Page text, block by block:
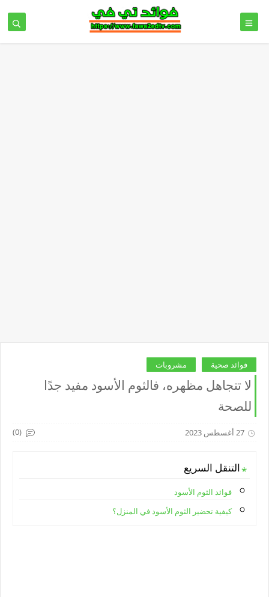
فوائد صحية مشروبات
لا تتجاهل مظهره، فالثوم الأسود مفيد جدًا
للصحة
27 أغسطس 2023 (0)
التنقل السريع
فوائد الثوم الأسود
كيفية تحضير الثوم الأسود في المنزل؟